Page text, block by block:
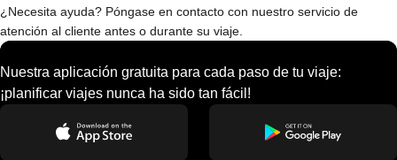
¿Necesita ayuda? Póngase en contacto con nuestro servicio de
atención al cliente antes o durante su viaje.
Nuestra aplicación gratuita para cada paso de tu viaje:
¡planificar viajes nunca ha sido tan fácil!